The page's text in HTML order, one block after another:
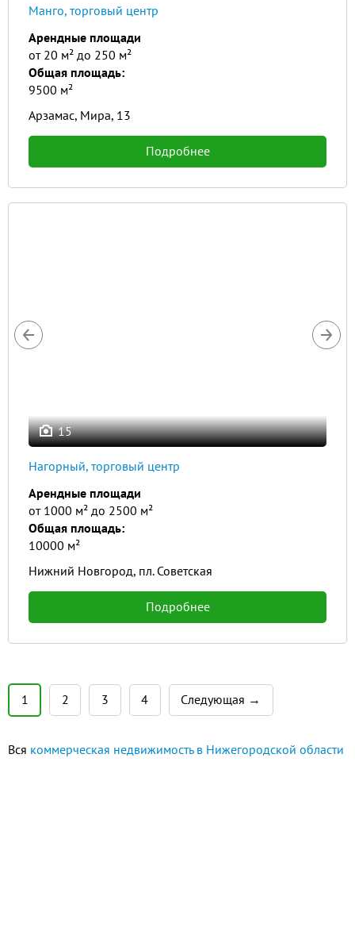
Манго, торговый центр
Арендные площади
от 20 м² до 250 м²
Общая площадь:
9500 м²
Арзамас, Мира, 13
Подробнее
15
Нагорный, торговый центр
Арендные площади
от 1000 м² до 2500 м²
Общая площадь:
10000 м²
Нижний Новгород, пл. Советская
Подробнее
1 2 3 4 Следующая →
Вся коммерческая недвижимость в Нижегородской области